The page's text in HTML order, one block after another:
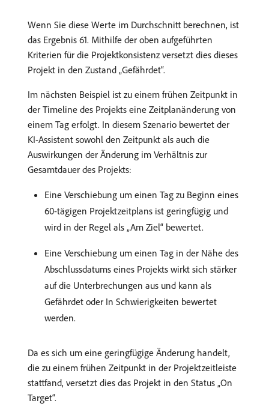
Wenn Sie diese Werte im Durchschnitt berechnen, ist
das Ergebnis 61. Mithilfe der oben aufgeführten
Kriterien für die Projektkonsistenz versetzt dies dieses
Projekt in den Zustand „Gefährdet“.
Im nächsten Beispiel ist zu einem frühen Zeitpunkt in
der Timeline des Projekts eine Zeitplanänderung von
einem Tag erfolgt. In diesem Szenario bewertet der
KI-Assistent sowohl den Zeitpunkt als auch die
Auswirkungen der Änderung im Verhältnis zur
Gesamtdauer des Projekts:
Eine Verschiebung um einen Tag zu Beginn eines
60-tägigen Projektzeitplans ist geringfügig und
wird in der Regel als „Am Ziel“ bewertet.
Eine Verschiebung um einen Tag in der Nähe des
Abschlussdatums eines Projekts wirkt sich stärker
auf die Unterbrechungen aus und kann als
Gefährdet oder In Schwierigkeiten bewertet
werden.
Da es sich um eine geringfügige Änderung handelt,
die zu einem frühen Zeitpunkt in der Projektzeitleiste
stattfand, versetzt dies das Projekt in den Status „On
Target“.